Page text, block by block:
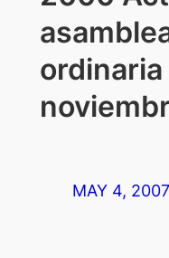
ordinaria
MAY 4, 2007